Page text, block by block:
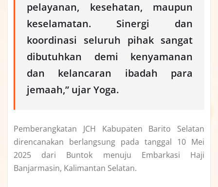
pelayanan, kesehatan, maupun
keselamatan. Sinergi dan
koordinasi seluruh pihak sangat
dibutuhkan demi kenyamanan
dan kelancaran ibadah para
jemaah,” ujar Yoga.
Pemberangkatan JCH Kabupaten Barito Selatan
direncanakan berlangsung pada tanggal 10 Mei
2025 dari Buntok menuju Embarkasi Haji
Banjarmasin, Kalimantan Selatan.